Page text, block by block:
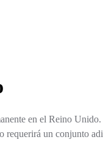
en el Reino
un conjunto